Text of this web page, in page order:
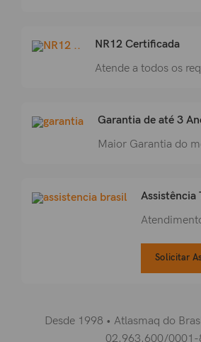
NR12 Certificada
Atende a todos os
Garantia de até 3
Maior Garantia do
Assistência
Solicitar
Desde 1998 • Atlasmaq do
02.963.600/0001-